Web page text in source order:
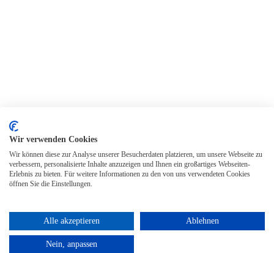
Wir verwenden Cookies
Wir können diese zur Analyse unserer Besucherdaten platzieren, um unsere Webseite zu
verbessern, personalisierte Inhalte anzuzeigen und Ihnen ein großartiges Webseiten-
Erlebnis zu bieten. Für weitere Informationen zu den von uns verwendeten Cookies
öffnen Sie die Einstellungen.
Alle akzeptieren Ablehnen
Nein, anpassen